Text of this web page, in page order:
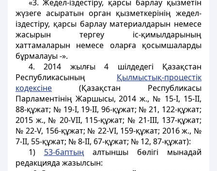
«3. Жедел-іздестіру, қарсы барлау қызметін
жүзеге асыратын орган қызметкерінің жедел-
іздестіру, қарсы барлау материалдарын немесе
жасырын тергеу іс-қимылдарының
хаттамаларын немесе оларға қосымшаларды
бұрмалауы -».
4. 2014 жылғы 4 шілдедегі Қазақстан
Республикасының Қылмыстық-процестік
кодексiне (Қазақстан Республикасы
Парламентінің Жаршысы, 2014 ж., № 15-I, 15-II,
88-құжат; № 19-І, 19-ІІ, 96-құжат; № 21, 122-құжат;
2015 ж., № 20-VII, 115-құжат; № 21-III, 137-құжат;
№ 22-V, 156-құжат; № 22-VI, 159-құжат; 2016 ж., №
7-II, 55-құжат; № 8-II, 67-құжат; № 12, 87-құжат):
1) 53-баптың алтыншы бөлігі мынадай
редакцияда жазылсын: